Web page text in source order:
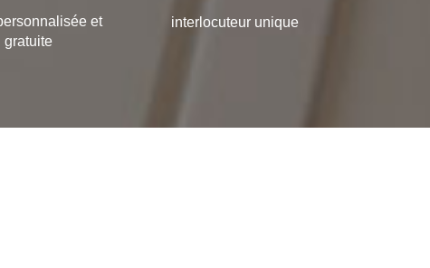
et
gratuite
interlocuteur unique